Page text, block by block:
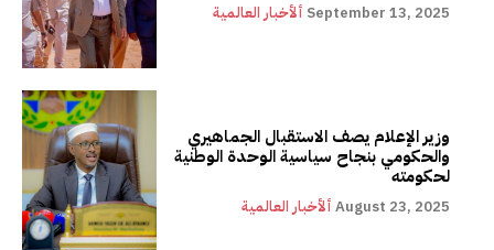
ألأخبار العالمية September 13, 2025
وزير الإعلام يصف الاستقبال الجماهيري
والحكومي بنجاح سياسية الوحدة الوطنية
لحكومته
ألأخبار العالمية August 23, 2025